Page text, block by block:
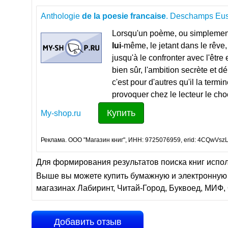
Anthologie de la poesie francaise. Deschamps
Lorsqu'un poème, ou
lui-même, le jetant dans le
jusqu'à le confronter avec l'être
bien sûr, l'ambition secrète et
c'est pour d'autres qu'il la
provoquer chez le lecteur le
My-shop.ru Купить
Реклама. ООО "Магазин книг", ИНН: 9725076959, erid:
Для формирования результатов поиска книг
Выше вы можете купить бумажную и
магазинах Лабиринт, Читай-Город, Буквоед,
Добавить отзыв